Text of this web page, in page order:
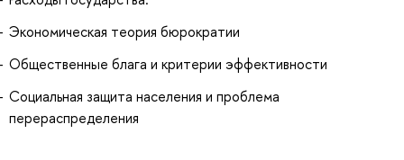
Экономическая теория бюрократии
Общественные блага и критерии эффективности
Социальная защита населения и проблема
перераспределения